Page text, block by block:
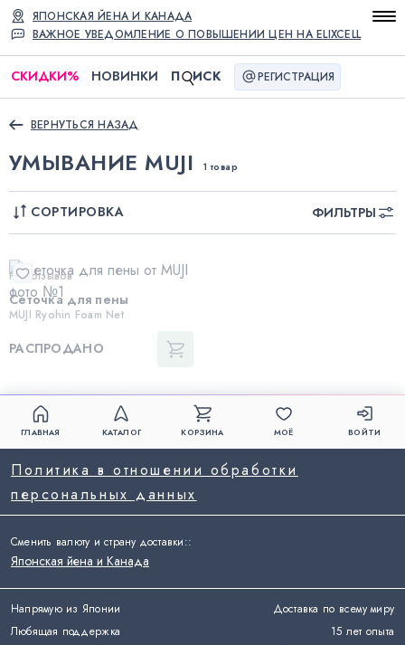
ВАЖНОЕ УВЕДОМЛЕНИЕ О ПОВЫШЕНИИ ЦЕН НА ELIXCELL
ЯПОНСКАЯ ЙЕНА И КАНАДА
СКИДКИ% НОВИНКИ П ИСК РЕГИСТРАЦИЯ
ВЕРНУТЬСЯ НАЗАД
УМЫВАНИЕ MUJI 1 товар
СОРТИРОВКА ФИЛЬТРЫ
Нет отзывов
Сеточка для пены
MUJI Ryohin Foam Net
РАСПРОДАНО
ГЛАВНАЯ КАТАЛОГ КОРЗИНА МОЁ ВОЙТИ
Напрямую из Японии
Доставка по всему миру
Любящая поддержка
15 лет опыта
Политика в отношении обработки
персональных данных
Сменить валюту и страну доставки::
Японская йена и Канада